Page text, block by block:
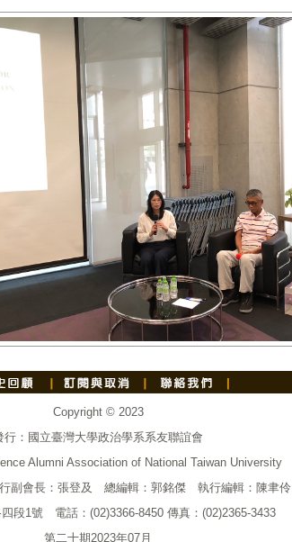
Copyright © 2023
行：國立臺灣大學政治學系系友聯誼會
Alumni Association of National Taiwan University
副會長：張登及 總編輯：郭銘傑 執行編輯：陳聿伶
段1號 電話：(02)3366-8450 傳真：(02)2365-3433
第二十期2023年07月